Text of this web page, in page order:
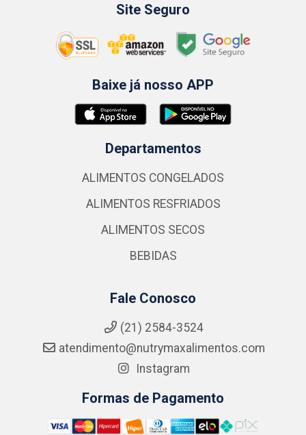
Site Seguro
Baixe já nosso APP
Departamentos
ALIMENTOS CONGELADOS
ALIMENTOS RESFRIADOS
ALIMENTOS SECOS
BEBIDAS
Fale Conosco
(21) 2584-3524
atendimento@nutrymaxalimentos.com
Instagram
Formas de Pagamento